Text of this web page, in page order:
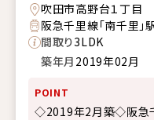
吹田市高野台１丁目
阪急千里線「南千里
間取り3LDK
築年月 2019年02月
POINT
◇2019年2月築◇阪急